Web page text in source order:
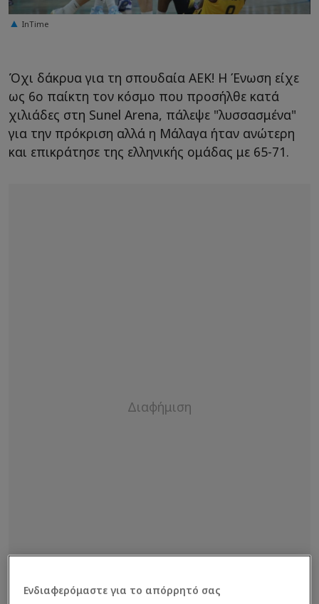
InTime
Όχι δάκρυα για τη σπουδαία ΑΕΚ! Η Ένωση είχε
ως 6ο παίκτη τον κόσμο που προσήλθε κατά
χιλιάδες στη Sunel Arena, πάλεψε "λυσσασμένα"
για την πρόκριση αλλά η Μάλαγα ήταν ανώτερη
και επικράτησε της ελληνικής ομάδας με 65-71.
Ενδιαφερόμαστε για το απόρρητό σας